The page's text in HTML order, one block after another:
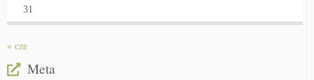
31
« cze
Meta